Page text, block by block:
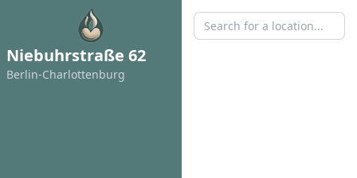
Niebuhrstraße 62
Berlin-Charlottenburg